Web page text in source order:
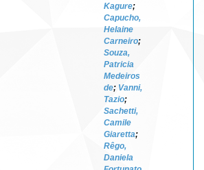
Kagure;
Capucho,
Helaine
Carneiro;
Souza,
Patricia
Medeiros
de; Vanni,
Tazio;
Sachetti,
Camile
Giaretta;
Rêgo,
Daniela